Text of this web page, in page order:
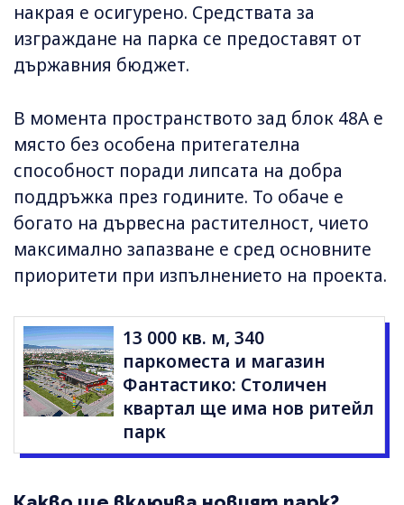
накрая е осигурено. Средствата за
изграждане на парка се предоставят от
държавния бюджет.
В момента пространството зад блок 48А е
място без особена притегателна
способност поради липсата на добра
поддръжка през годините. То обаче е
богато на дървесна растителност, чието
максимално запазване е сред основните
приоритети при изпълнението на проекта.
13 000 кв. м, 340
паркоместа и магазин
Фантастико: Столичен
квартал ще има нов ритейл
парк